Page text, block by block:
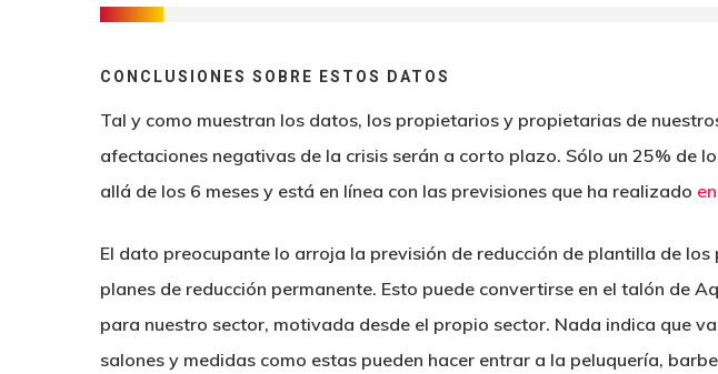
CONCLUSIONES SOBRE ESTOS DATOS
Tal y como muestran los datos, los propietarios y propietarias de
afectaciones negativas de la crisis serán a corto plazo. Sólo un 25% de
allá de los 6 meses y está en línea con las previsiones que ha realizado
El dato preocupante lo arroja la previsión de reducción de plantilla de
planes de reducción permanente. Esto puede convertirse en el talón de
para nuestro sector, motivada desde el propio sector. Nada indica que
salones y medidas como estas pueden hacer entrar a la peluquería,